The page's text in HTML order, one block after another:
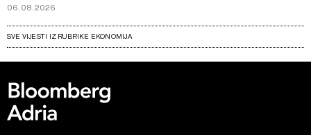
06.08.2026
SVE VIJESTI IZ RUBRIKE EKONOMIJA